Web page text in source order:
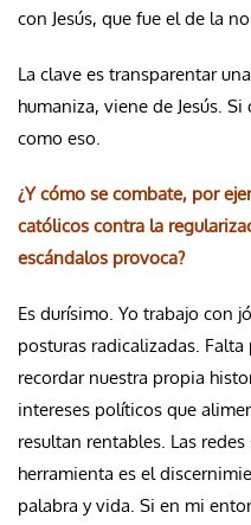
con Jesús, que fue el de la
La clave es transparentar
humaniza, viene de Jesús.
como eso.
¿Y cómo se combate, por
católicos contra la
escándalos provoca?
Es durísimo. Yo trabajo con
posturas radicalizadas.
recordar nuestra propia
intereses políticos que
resultan rentables. Las
herramienta es el
palabra y vida. Si en mi